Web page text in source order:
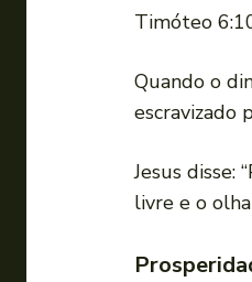
Timóteo
Quando o
escravizado
Jesus disse:
livre e o